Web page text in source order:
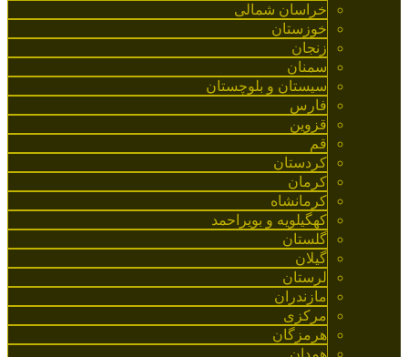
خراسان شمالی
خوزستان
زنجان
سمنان
سیستان و بلوچستان
فارس
قزوین
قم
کردستان
کرمان
کرمانشاه
کهگیلویه و بویراحمد
گلستان
گیلان
لرستان
مازندران
مرکزی
هرمزگان